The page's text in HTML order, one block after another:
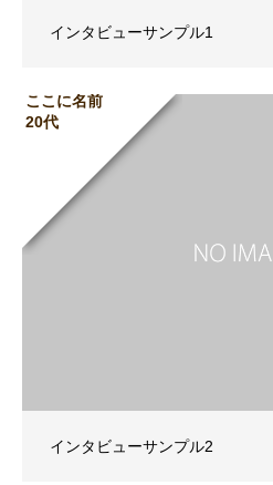
インタビューサンプル1
ここに名前
20代
インタビューサンプル2